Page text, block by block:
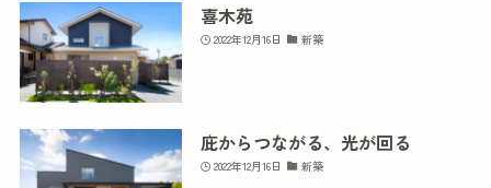
喜木苑
2022年12月16日 新築
庇からつながる、光が回る
2022年12月16日 新築